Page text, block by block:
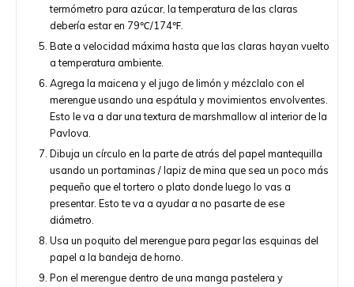
termómetro para azúcar, la temperatura de las claras
debería estar en 79℃/174℉.
Bate a velocidad máxima hasta que las claras hayan vuelto
a temperatura ambiente.
Agrega la maicena y el jugo de limón y mézclalo con el
merengue usando una espátula y movimientos envolventes.
Esto le va a dar una textura de marshmallow al interior de la
Pavlova.
Dibuja un círculo en la parte de atrás del papel mantequilla
usando un portaminas / lapiz de mina que sea un poco más
pequeño que el tortero o plato donde luego lo vas a
presentar. Esto te va a ayudar a no pasarte de ese
diámetro.
Usa un poquito del merengue para pegar las esquinas del
papel a la bandeja de horno.
Pon el merengue dentro de una manga pastelera y